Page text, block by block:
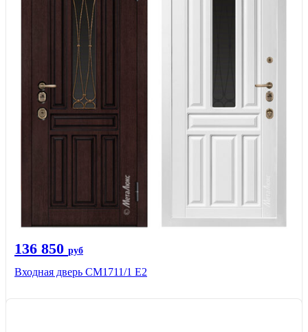
136 850 руб
Входная дверь CМ1711/1 Е2